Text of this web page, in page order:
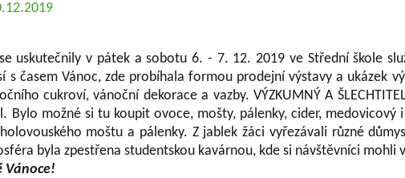
uskutečnily v pátek a sobotu 6. - 7. 12. 2019 ve Střední škole
s časem Vánoc, zde probíhala formou prodejní výstavy a ukázek
cukroví, vánoční dekorace a vazby. VÝZKUMNÝ A
Bylo možné si tu koupit ovoce, mošty, pálenky, cider,
moštu a pálenky. Z jablek žáci vyřezávali různé
byla zpestřena studentskou kavárnou, kde si návštěvníci mohli
Vánoce!